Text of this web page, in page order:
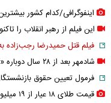
اینفوگرافی/کدام کشور
این فیلم از رهبر انقلاب را
فیلم قتل حمیدرضا رجب‌زاده
شادمهر بعد از ۲۸ سال دوباره «گل یاس» خواند
فرمول تعیین حقوق
قیمت طلای ۱۸ عیار از ۱۹ میلیون گذشت